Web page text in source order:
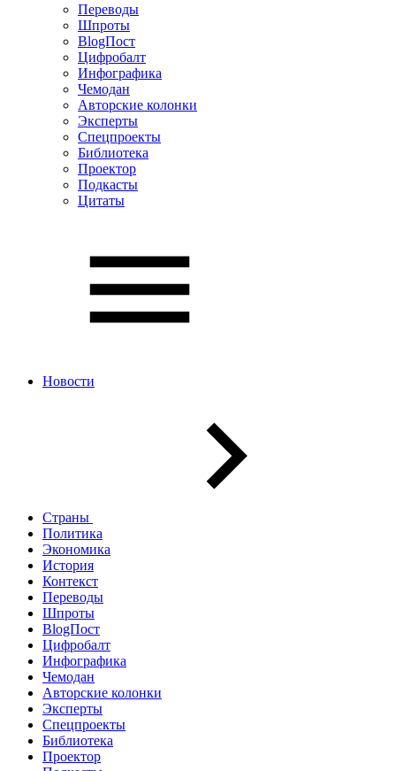
Переводы
Шпроты
BlogПост
Цифробалт
Инфографика
Чемодан
Авторские колонки
Эксперты
Спецпроекты
Библиотека
Проектор
Подкасты
Цитаты
Новости
Страны
Политика
Экономика
История
Контекст
Переводы
Шпроты
BlogПост
Цифробалт
Инфографика
Чемодан
Авторские колонки
Эксперты
Спецпроекты
Библиотека
Проектор